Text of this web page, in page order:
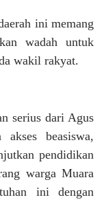
ini memang
wadah untuk
wakil rakyat.
serius dari Agus
beasiswa,
pendidikan
warga Muara
ini dengan